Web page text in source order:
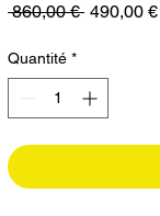
860,00 € Prix
490,00 €
Quantité *